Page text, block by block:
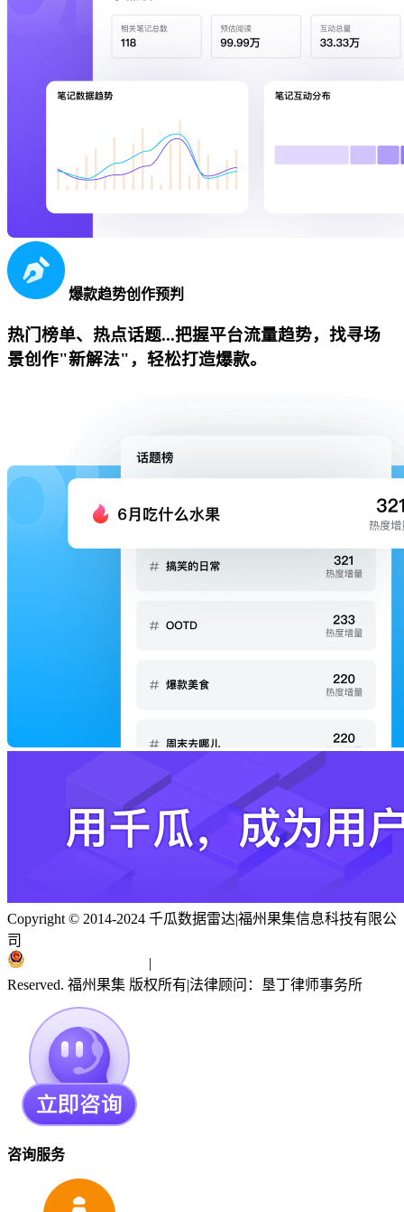
爆款趋势创作预判
热门榜单、热点话题...把握平台流量趋势，找寻场
景创作"新解法"，轻松打造爆款。
Copyright © 2014-2024 千瓜数据雷达|福州果集信息科技有限公
司
|
Reserved. 福州果集 版权所有|法律顾问：垦丁律师事务所
咨询服务